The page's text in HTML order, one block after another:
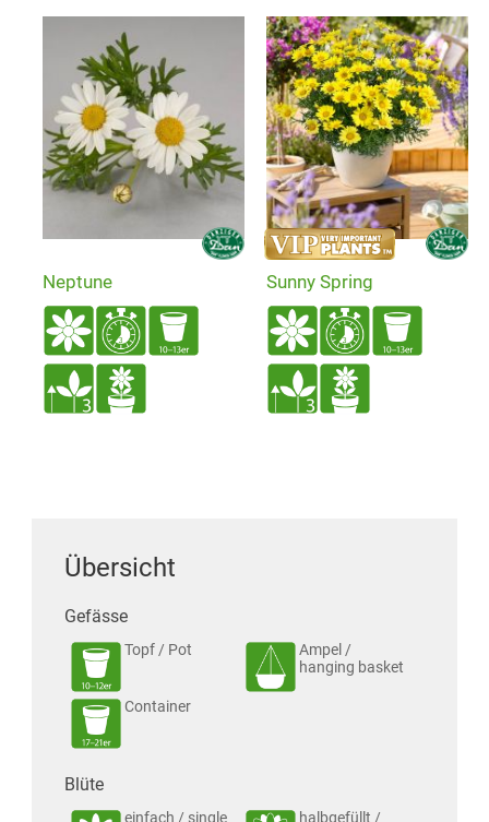
Neptune Sunny Spring
Übersicht
Gefässe
Topf / Pot
Ampel /
hanging basket
Container
Blüte
einfach / single
halbgefüllt /